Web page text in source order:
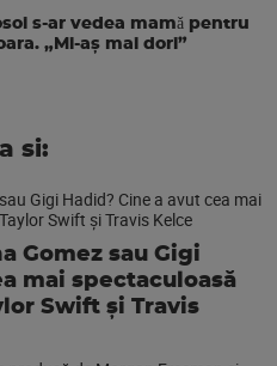
s-ar vedea mamǎ pentru
„Mi-aș mai dori”
si:
Gomez sau Gigi
mai spectaculoasă
Swift și Travis